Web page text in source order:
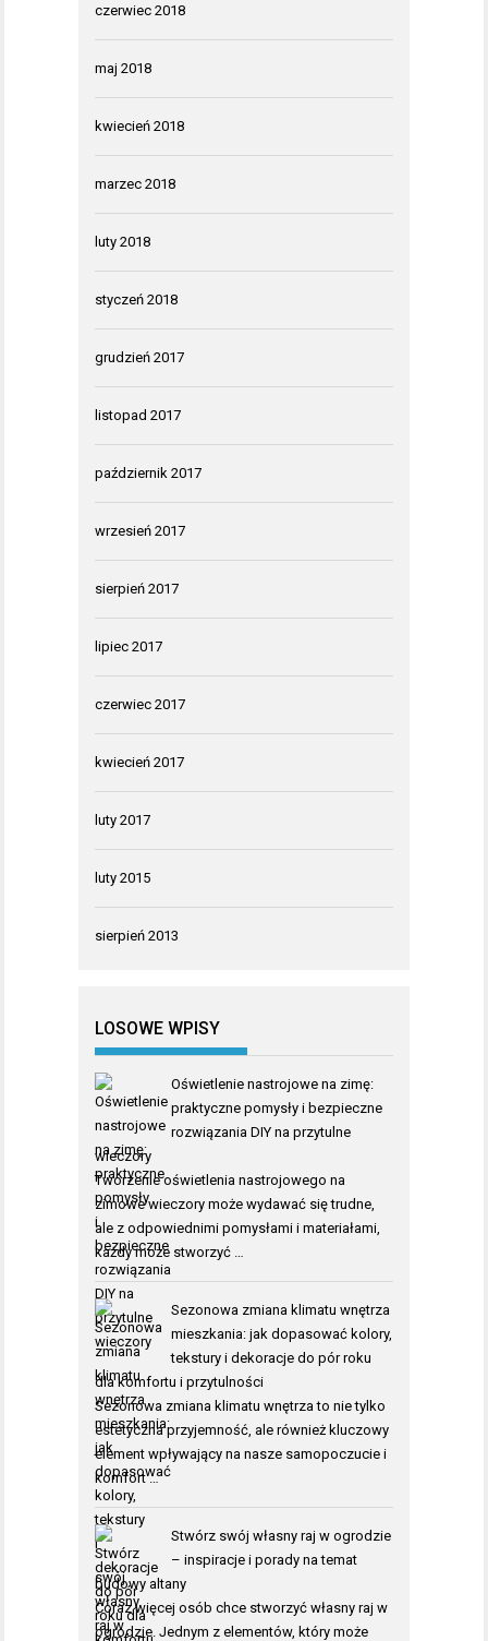
czerwiec 2018
maj 2018
kwiecień 2018
marzec 2018
luty 2018
styczeń 2018
grudzień 2017
listopad 2017
październik 2017
wrzesień 2017
sierpień 2017
lipiec 2017
czerwiec 2017
kwiecień 2017
luty 2017
luty 2015
sierpień 2013
LOSOWE WPISY
Oświetlenie nastrojowe na zimę:
praktyczne pomysły i bezpieczne
rozwiązania DIY na przytulne
wieczory
Tworzenie oświetlenia nastrojowego na
zimowe wieczory może wydawać się trudne,
ale z odpowiednimi pomysłami i materiałami,
każdy może stworzyć …
Sezonowa zmiana klimatu wnętrza
mieszkania: jak dopasować kolory,
tekstury i dekoracje do pór roku
dla komfortu i przytulności
Sezonowa zmiana klimatu wnętrza to nie tylko
estetyczna przyjemność, ale również kluczowy
element wpływający na nasze samopoczucie i
komfort …
Stwórz swój własny raj w ogrodzie
– inspiracje i porady na temat
budowy altany
Coraz więcej osób chce stworzyć własny raj w
ogrodzie. Jednym z elementów, który może